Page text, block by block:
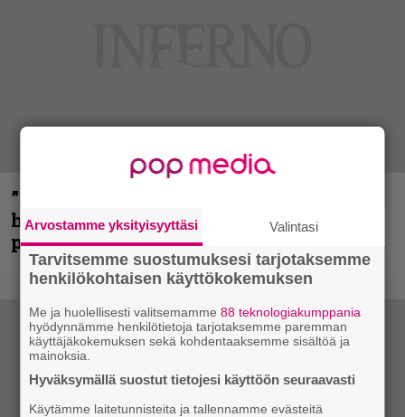
”Mitalini näyttää ihan plektralta” –
huippu-uimari jamittelee Megadethiä
palkinnollaan
Arvostamme yksityisyyttäsi Valintasi
Tarvitsemme suostumuksesi tarjotaksemme
henkilökohtaisen käyttökokemuksen
Me ja huolellisesti valitsemamme88 teknologiakumppania
hyödynnämme henkilötietoja tarjotaksemme paremman
käyttäjäkokemuksen sekä kohdentaaksemme sisältöä ja
mainoksia.
Hyväksymällä suostut tietojesi käyttöön seuraavasti
Käytämme laitetunnisteita ja tallennamme evästeitä